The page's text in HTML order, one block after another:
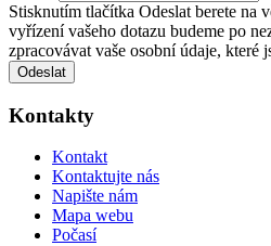
Stisknutím tlačítka Odeslat berete na
vyřízení vašeho dotazu budeme po
zpracovávat vaše osobní údaje,
Odeslat
Kontakty
Kontakt
Kontaktujte nás
Napište nám
Mapa webu
Počasí